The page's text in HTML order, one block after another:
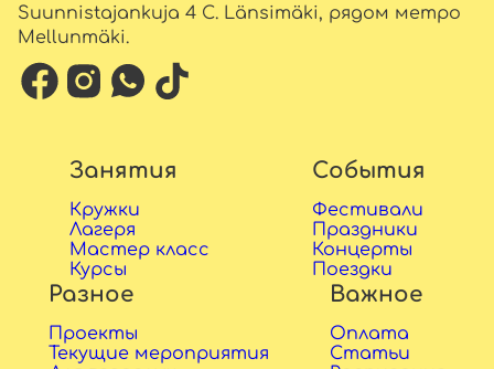
Suunnistajankuja 4 C. Länsimäki, рядом метро
Mellunmäki.
Занятия
Кружки
Лагеря
Мастер класс
Курсы
События
Фестивали
Праздники
Концерты
Поездки
Разное
Проекты
Текущие мероприятия
Важное
Оплата
Статьи